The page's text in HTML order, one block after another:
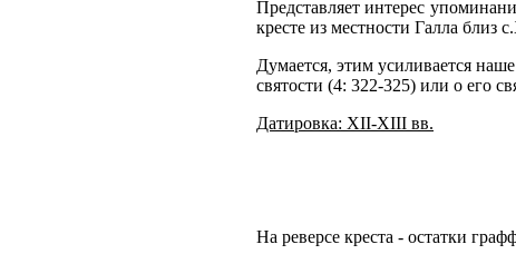
Представляет интерес
кресте из местности Галла близ
Думается, этим усиливается
святости (4: 322-325) или о его
Датировка: XII-XIII вв.
На реверсе креста - остатки